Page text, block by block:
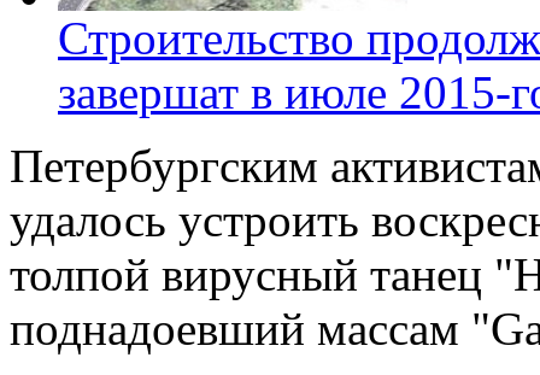
Строительство
завершат в июле 2015-
Петербургским
удалось устроить
толпой вирусный танец
поднадоевший массам